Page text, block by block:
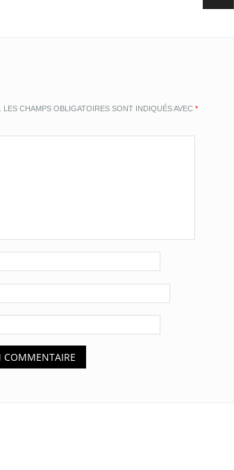
LES CHAMPS OBLIGATOIRES SONT INDIQUÉS AVEC *